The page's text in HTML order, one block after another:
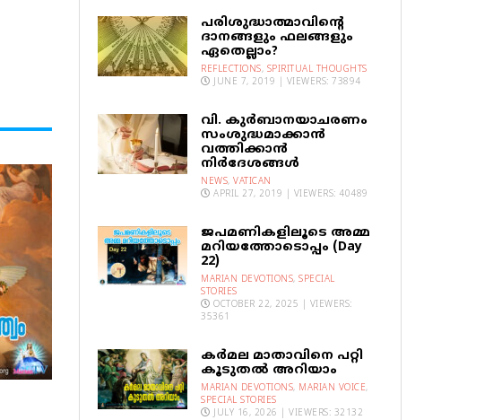
പരിശുദ്ധാത്മാവിന്റെ
ദാനങ്ങളും ഫലങ്ങളും
ഏതെല്ലാം?
REFLECTIONS, SPIRITUAL THOUGHTS
JUNE 7, 2019 | VIEWERS: 73894
വി. കുര്‍ബാനയാചരണം
സംശുദ്ധമാക്കാന്‍
വത്തിക്കാന്‍
നിര്‍ദേശങ്ങള്‍
NEWS, VATICAN
APRIL 27, 2019 | VIEWERS: 40489
ജപമണികളിലൂടെ അമ്മ
മറിയത്തോടൊപ്പം (Day
22)
MARIAN DEVOTIONS, SPECIAL
STORIES
OCTOBER 22, 2025 | VIEWERS:
35361
കര്‍മല മാതാവിനെ പറ്റി
കൂടുതല്‍ അറിയാം
MARIAN DEVOTIONS, MARIAN VOICE,
SPECIAL STORIES
JULY 16, 2026 | VIEWERS: 32132